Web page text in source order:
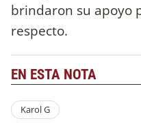
brindaron su apoyo
respecto.
EN ESTA NOTA
Karol G